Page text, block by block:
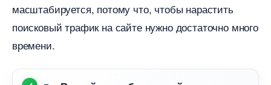
масштабируется, потому что, чтобы нарастить
поисковый трафик на сайте нужно достаточно много
ремени.